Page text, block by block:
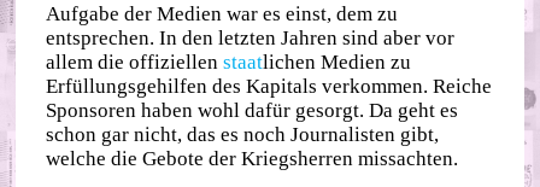
Aufgabe der Medien war es einst, dem zu
entsprechen. In den letzten Jahren sind aber vor
allem die offiziellenstaatlichen Medien zu
Erfüllungsgehilfen des Kapitals verkommen. Reiche
Sponsoren haben wohl dafür gesorgt. Da geht es
schon gar nicht, das es noch Journalisten gibt,
welche die Gebote der Kriegsherren missachten.